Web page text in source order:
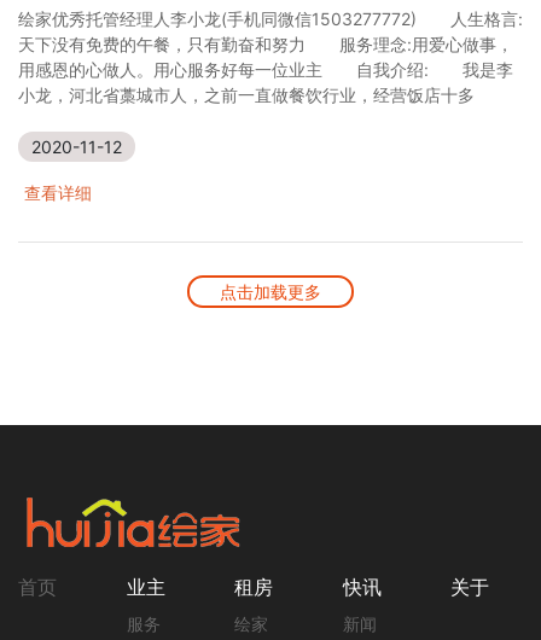
绘家优秀托管经理人李小龙(手机同微信1503277772) 人生格言:
天下没有免费的午餐，只有勤奋和努力 服务理念:用爱心做事，
用感恩的心做人。用心服务好每一位业主 自我介绍: 我是李
小龙，河北省藁城市人，之前一直做餐饮行业，经营饭店十多
2020-11-12
查看详细
点击加载更多
首页 业主
服务
租房
绘家
快讯
新闻
关于